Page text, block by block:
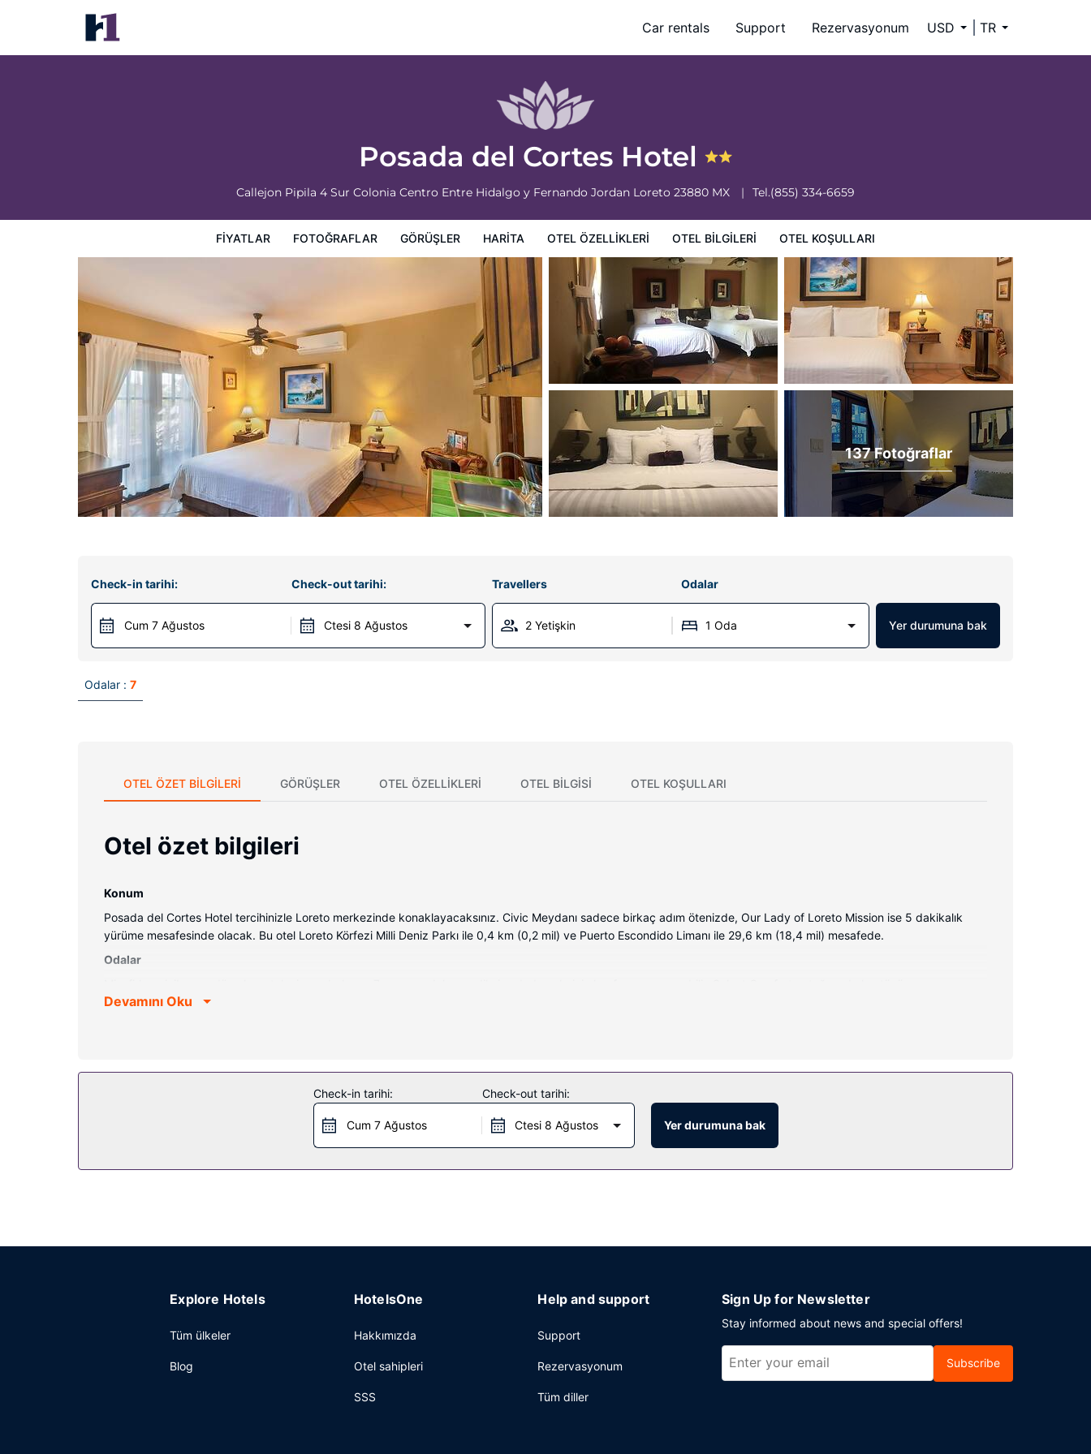
Car rentals Support Rezervasyonum USD TR
Posada del Cortes Hotel
Callejon Pipila 4 Sur Colonia Centro Entre Hidalgo y Fernando Jordan Loreto 23880 MX Tel.(855) 334-6659
FIYATLAR FOTOĞRAFLAR GÖRÜŞLER HARITA OTEL ÖZELLIKLERI OTEL BILGILERI OTEL KOŞULLARI
Posada del Cortes Hotel
Fiyatlar
137 Fotoğraflar
Check-in tarihi:
Cum 7 Ağustos
Check-out tarihi:
Ctesi 8 Ağustos
Travellers Odalar
2 Yetişkin 1 Oda Yer durumuna bak
Odalar : 7
OTEL ÖZET BILGILERI GÖRÜŞLER OTEL ÖZELLIKLERI OTEL BILGISI OTEL KOŞULLARI
Otel özet bilgileri
Konum
Posada del Cortes Hotel tercihinizle Loreto merkezinde konaklayacaksınız. Civic Meydanı sadece birkaç adım ötenizde, Our Lady of Loreto Mission ise 5 dakikalık
yürüme mesafesinde olacak. Bu otel Loreto Körfezi Milli Deniz Parkı ile 0,4 km (0,2 mil) ve Puerto Escondido Limanı ile 29,6 km (18,4 mil) mesafede.
Odalar
kaliteli yatak takımı bulunur. Odada ücretsiz kablosuz internet vardır. Banyolarda duş kabini, geniş duş başlıkları ve saç kurutma makinesi bulunur.
Diğer güzellikler
Misafirler için hızlı çıkış, çamaşırhane ve resepsiyonda emanet kasası mevcuttur.
Devamını Oku
Check-in tarihi:
Cum 7 Ağustos
Check-out tarihi:
Ctesi 8 Ağustos Yer durumuna bak
Explore Hotels
Tüm ülkeler
Blog
HotelsOne
Hakkımızda
Otel sahipleri
SSS
Help and support
Support
Rezervasyonum
Tüm diller
Sign Up for Newsletter
Stay informed about news and special offers!
Subscribe